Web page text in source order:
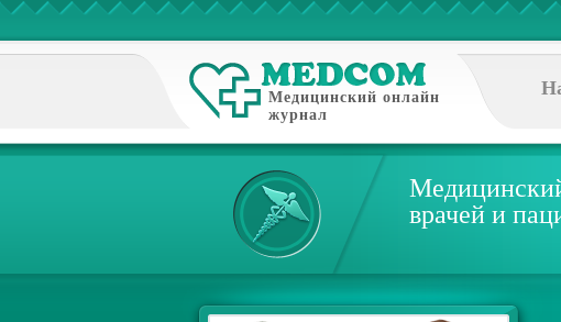
Медицинский онлайн
журнал
врачей и